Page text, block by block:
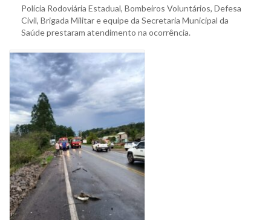
Polícia Rodoviária Estadual, Bombeiros Voluntários, Defesa
Civil, Brigada Militar e equipe da Secretaria Municipal da
Saúde prestaram atendimento na ocorrência.